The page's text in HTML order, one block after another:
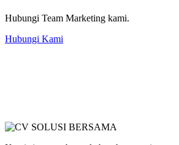
Hubungi Team Marketing kami.
Hubungi Kami